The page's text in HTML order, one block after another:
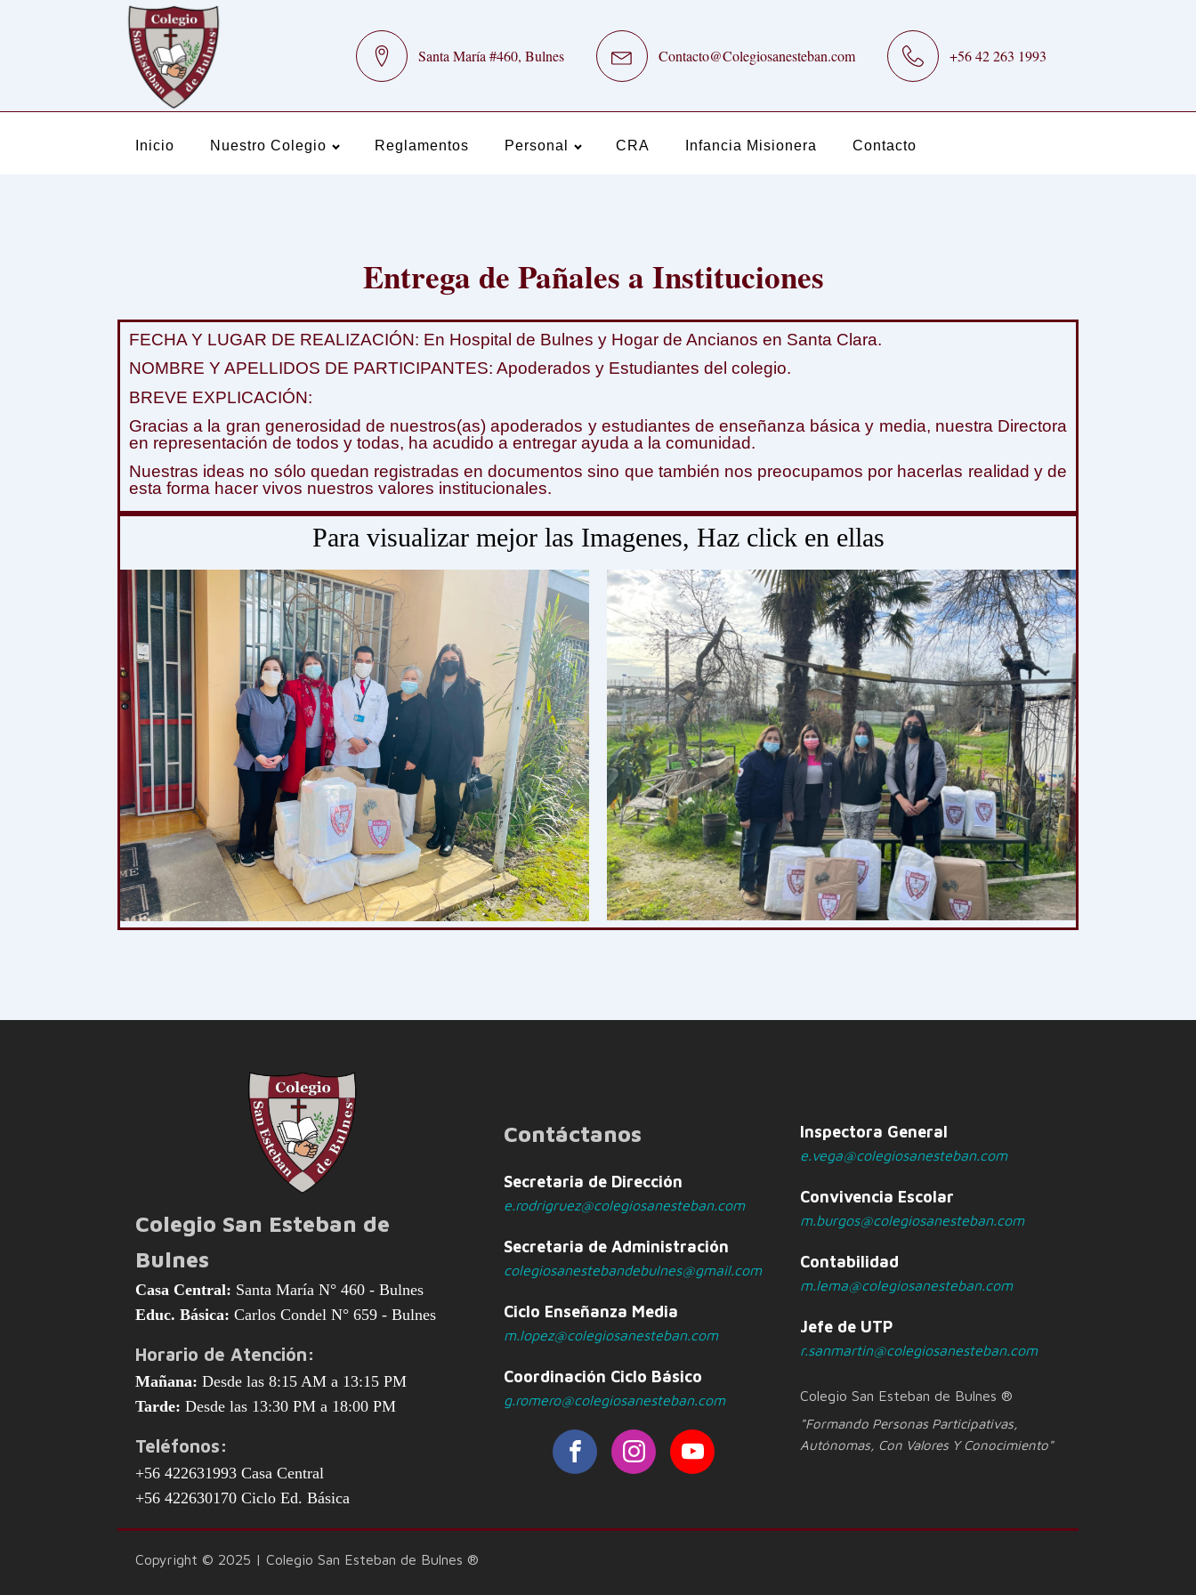
Santa María #460, Bulnes Contacto@Colegiosanesteban.com +56 42 263 1993
Inicio Nuestro Colegio Reglamentos Personal CRA Infancia Misionera Contacto
Entrega de Pañales a Instituciones
FECHA Y LUGAR DE REALIZACIÓN: En Hospital de Bulnes y Hogar de Ancianos en Santa Clara.
NOMBRE Y APELLIDOS DE PARTICIPANTES: Apoderados y Estudiantes del colegio.
BREVE EXPLICACIÓN:
Gracias a la gran generosidad de nuestros(as) apoderados y estudiantes de enseñanza básica y media, nuestra Directora
en representación de todos y todas, ha acudido a entregar ayuda a la comunidad.
Nuestras ideas no sólo quedan registradas en documentos sino que también nos preocupamos por hacerlas realidad y de
esta forma hacer vivos nuestros valores institucionales.
Para visualizar mejor las Imagenes, Haz click en ellas
Colegio San Esteban de
Bulnes
Casa Central: Santa María N° 460 - Bulnes
Educ. Básica: Carlos Condel N° 659 - Bulnes
Horario de Atención:
Mañana: Desde las 8:15 AM a 13:15 PM
Tarde: Desde las 13:30 PM a 18:00 PM
Teléfonos:
+56 422631993 Casa Central
+56 422630170 Ciclo Ed. Básica
Contáctanos
Secretaria de Dirección
e.rodrigruez@colegiosanesteban.com
Secretaria de Administración
colegiosanestebandebulnes@gmail.com
Ciclo Enseñanza Media
m.lopez@colegiosanesteban.com
Coordinación Ciclo Básico
g.romero@colegiosanesteban.com
Inspectora General
e.vega@colegiosanesteban.com
Convivencia Escolar
m.burgos@colegiosanesteban.com
Contabilidad
m.lema@colegiosanesteban.com
Jefe de UTP
r.sanmartin@colegiosanesteban.com
Colegio San Esteban de Bulnes ®
"Formando Personas Participativas,
Autónomas, Con Valores Y Conocimiento"
Copyright © 2025 | Colegio San Esteban de Bulnes ®